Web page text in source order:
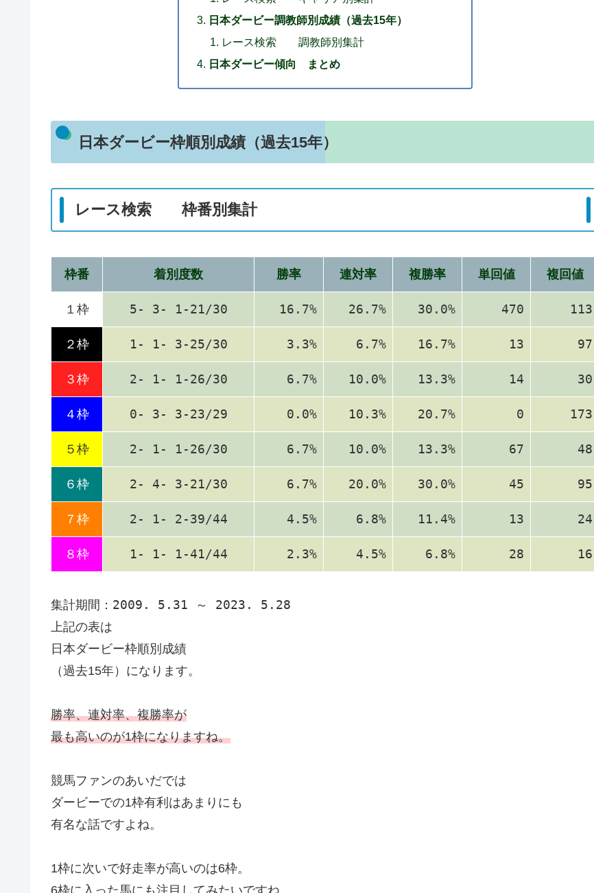
日本ダービー調教師別成績（過去15年）
レース検索 調教師別集計
日本ダービー傾向 まとめ
日本ダービー枠順別成績（過去15年）
レース検索 枠番別集計
枠番 着別度数 勝率 連対率 複勝率 単回値 複回値
１枠 5- 3- 1-21/30 16.7% 26.7% 30.0% 470 113
２枠 1- 1- 3-25/30 3.3% 6.7% 16.7% 13 97
３枠 2- 1- 1-26/30 6.7% 10.0% 13.3% 14 30
４枠 0- 3- 3-23/29 0.0% 10.3% 20.7% 0 173
５枠 2- 1- 1-26/30 6.7% 10.0% 13.3% 67 48
６枠 2- 4- 3-21/30 6.7% 20.0% 30.0% 45 95
７枠 2- 1- 2-39/44 4.5% 6.8% 11.4% 13 24
８枠 1- 1- 1-41/44 2.3% 4.5% 6.8% 28 16
集計期間：2009. 5.31 ～ 2023. 5.28
上記の表は
日本ダービー枠順別成績
（過去15年）になります。
勝率、連対率、複勝率が
最も高いのが1枠になりますね。
競馬ファンのあいだでは
ダービーでの1枠有利はあまりにも
有名な話ですよね。
1枠に次いで好走率が高いのは6枠。
6枠に入った馬にも注目してみたいですね。